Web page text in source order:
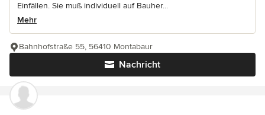
Einfällen. Sie muß individuell auf Bauher...
Mehr
Nachricht
Bahnhofstraße 55, 56410 Montabaur